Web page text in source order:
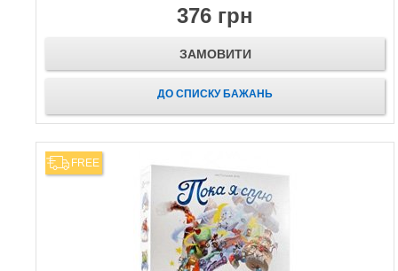
376 грн
ЗАМОВИТИ
ДО СПИСКУ БАЖАНЬ
FREE